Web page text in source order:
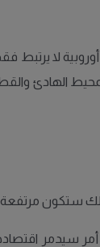
لا يرتبط
الهادئ
ذلك ستكون مرتفعة
أمر سيدمر